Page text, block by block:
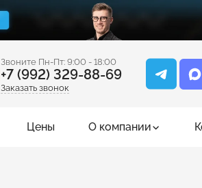
Звоните Пн-Пт: 9:00 - 18:00
+7 (992) 329-88-69
Заказать звонок
Цены О компании